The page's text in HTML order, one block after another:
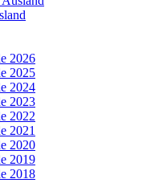
2026
2025
2024
2023
2022
2021
2020
2019
2018